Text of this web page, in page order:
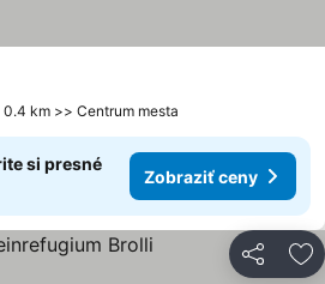
ceny
0.4 km >> Centrum mesta
si presné
Zobraziť ceny
Zdieľať